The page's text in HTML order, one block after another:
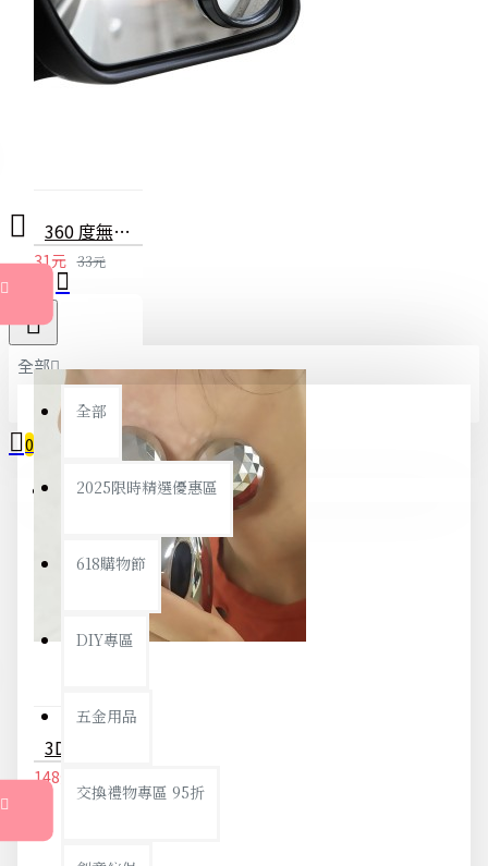
全部
全部
2025限時精選優惠區
618購物節
DIY專區
五金用品
交換禮物專區 95折
0
您的購物車內沒有商品！
360 度無死角廣角後視鏡 小圓鏡 50mm 1對裝
31元 33元
148元